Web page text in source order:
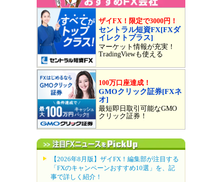
ザイFX！限定で3000円！
セントラル短資FX[FXダ
イレクトプラス]
マーケット情報が充実！
TradingViewも使える
100万口座達成！
GMOクリック証券[FXネ
オ]
最短即日取引可能なGMO
クリック証券！
【2026年8月版】ザイFX！編集部が注目する
「FXのキャンペーンおすすめ10選」を、記
事で詳しく紹介！